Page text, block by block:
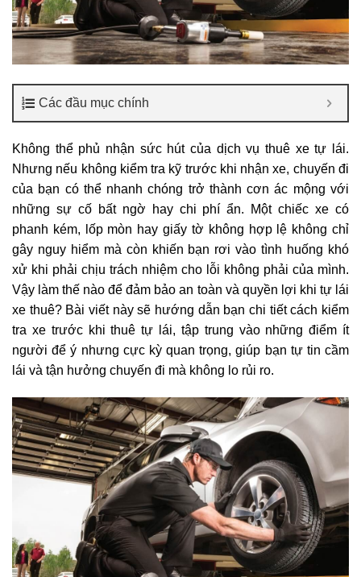
Các đầu mục chính
Không thể phủ nhận sức hút của dịch vụ thuê xe tự lái.
Nhưng nếu không kiểm tra kỹ trước khi nhận xe, chuyến đi
của bạn có thể nhanh chóng trở thành cơn ác mộng với
những sự cố bất ngờ hay chi phí ẩn. Một chiếc xe có
phanh kém, lốp mòn hay giấy tờ không hợp lệ không chỉ
gây nguy hiểm mà còn khiến bạn rơi vào tình huống khó
xử khi phải chịu trách nhiệm cho lỗi không phải của mình.
Vậy làm thế nào để đảm bảo an toàn và quyền lợi khi tự lái
xe thuê? Bài viết này sẽ hướng dẫn bạn chi tiết cách kiểm
tra xe trước khi thuê tự lái, tập trung vào những điểm ít
người để ý nhưng cực kỳ quan trọng, giúp bạn tự tin cầm
lái và tận hưởng chuyến đi mà không lo rủi ro.